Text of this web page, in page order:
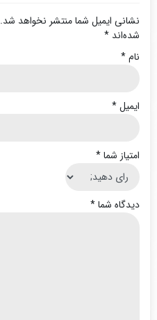
نشانی ایمیل شما منتشر نخواهد شد.
شده‌اند *
نام*
ایمیل*
امتیاز شما*
دیدگاه شما*